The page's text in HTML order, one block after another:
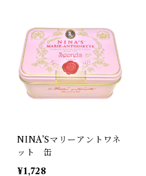
NINA’Sマリーアントワネ
ット 缶
¥1,728